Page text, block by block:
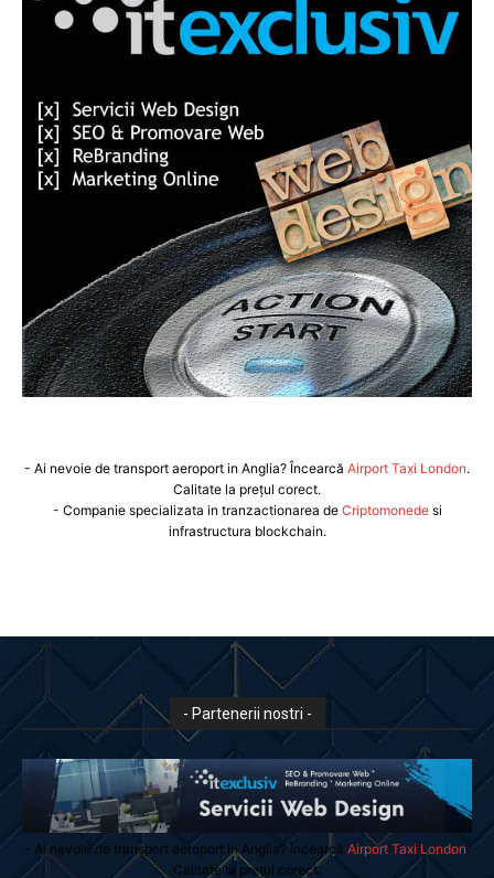
- Ai nevoie de transport aeroport in Anglia? Încearcă Airport Taxi London.
Calitate la prețul corect.
- Companie specializata in tranzactionarea de Criptomonedesi
infrastructura blockchain.
- Partenerii nostri -
- Ai nevoie de transport aeroport in Anglia? Încearcă Airport Taxi London
Calitate la prețul corect.